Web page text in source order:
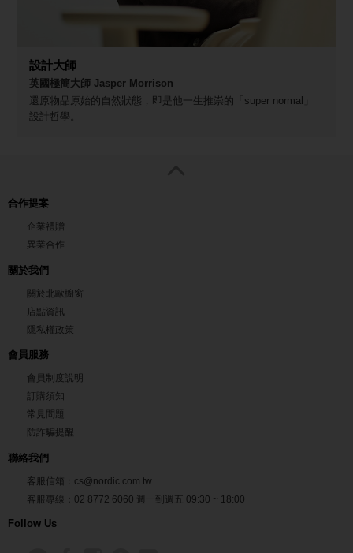
設計大師
英國極簡大師 Jasper Morrison
還原物品原始的自然狀態，即是他一生推崇的「super normal」
設計哲學。
合作提案
企業禮贈
異業合作
關於我們
關於北歐櫥窗
店點資訊
隱私權政策
會員服務
會員制度說明
訂購須知
常見問題
防詐騙提醒
聯絡我們
客服信箱： cs@nordic.com.tw
客服專線： 02 8772 6060 週一到週五 09:30 ~ 18:00
Follow Us